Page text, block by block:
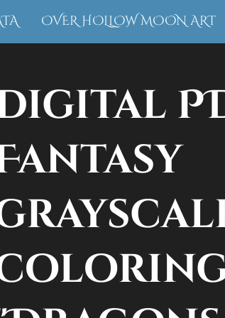
OVER HOLLOW MOON ART